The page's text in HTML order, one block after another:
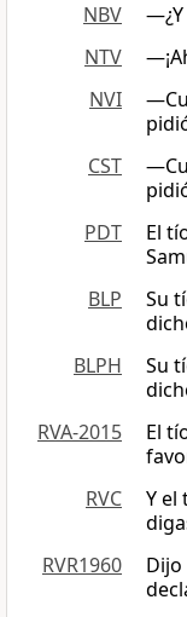
NBV
NTV
NVI
CST
PDT
El
BLP
Su
BLPH
Su
RVA-2015
El
RVC
Y el
RVR1960
Dijo